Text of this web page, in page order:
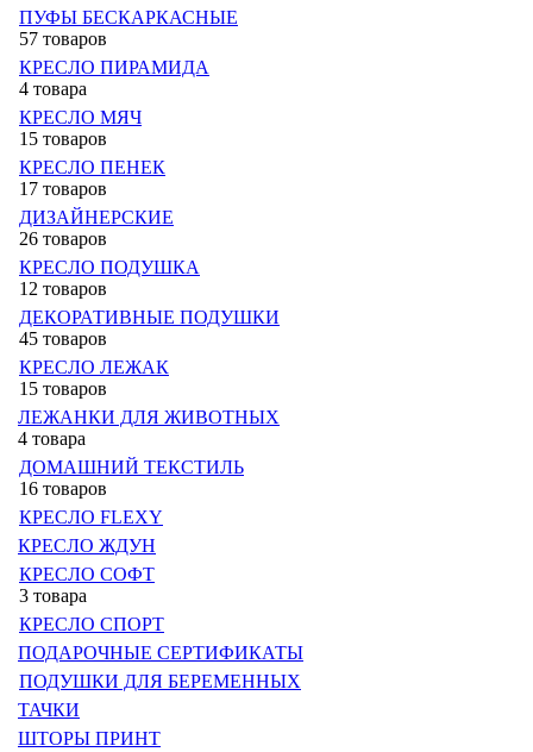
ПУФЫ БЕСКАРКАСНЫЕ
57 товаров
КРЕСЛО ПИРАМИДА
4 товара
КРЕСЛО МЯЧ
15 товаров
КРЕСЛО ПЕНЕК
17 товаров
ДИЗАЙНЕРСКИЕ
26 товаров
КРЕСЛО ПОДУШКА
12 товаров
ДЕКОРАТИВНЫЕ ПОДУШКИ
45 товаров
КРЕСЛО ЛЕЖАК
15 товаров
ЛЕЖАНКИ ДЛЯ ЖИВОТНЫХ
4 товара
ДОМАШНИЙ ТЕКСТИЛЬ
16 товаров
КРЕСЛО FLEXY
КРЕСЛО ЖДУН
КРЕСЛО СОФТ
3 товара
КРЕСЛО СПОРТ
ПОДАРОЧНЫЕ СЕРТИФИКАТЫ
ПОДУШКИ ДЛЯ БЕРЕМЕННЫХ
ТАЧКИ
ШТОРЫ ПРИНТ